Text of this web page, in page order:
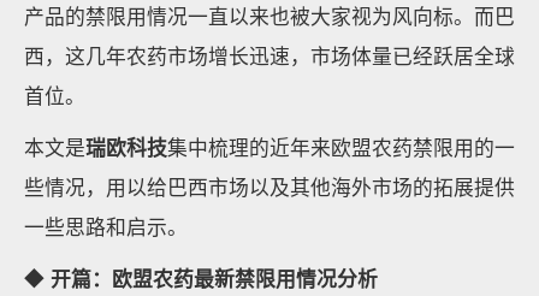
产品的禁限用情况一直以来也被大家视为风向标。而巴
西，这几年农药市场增长迅速，市场体量已经跃居全球
首位。
本文是瑞欧科技集中梳理的近年来欧盟农药禁限用的一
些情况，用以给巴西市场以及其他海外市场的拓展提供
一些思路和启示。
◆ 开篇：欧盟农药最新禁限用情况分析